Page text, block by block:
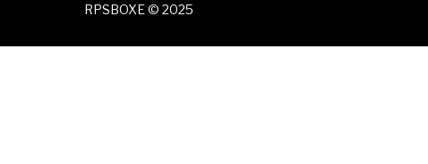
RPSBOXE © 2025